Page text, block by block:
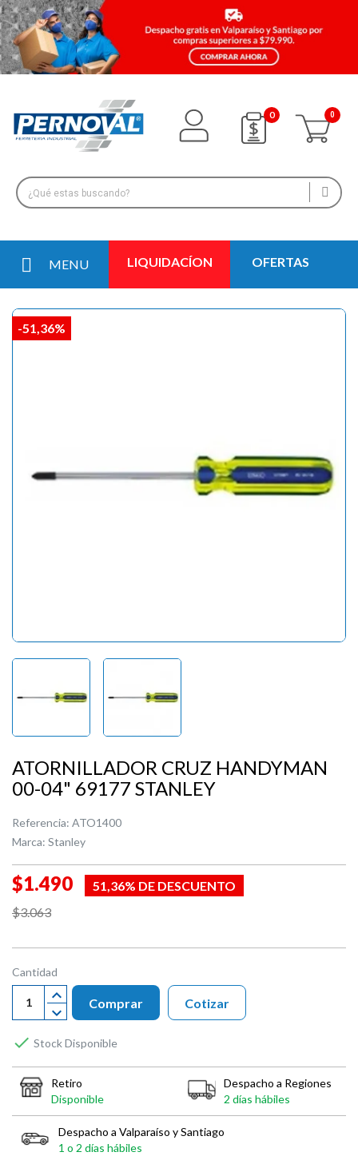
0
MENU LIQUIDACÍON OFERTAS
-51,36%
ATORNILLADOR CRUZ HANDYMAN
00-04" 69177 STANLEY
Referencia: ATO1400
Marca: Stanley
$1.490
51,36% DE DESCUENTO
$3.063
Cantidad
Comprar
 Stock Disponible
Cotizar
Retiro
Disponible
Despacho a Regiones
2 días hábiles
Despacho a Valparaíso y Santiago
1 o 2 días hábiles